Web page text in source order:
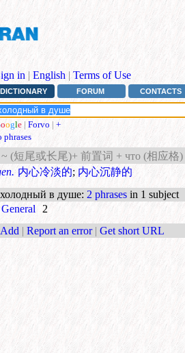
in | English | Terms of Use
DICTIONARY FORUM CONTACTS
oogle | Forvo | +
phrases
~ (短尾或长尾)+ 前置词 + что (相应格)
内心冷淡的; 内心沉静的
холодный в душе: 2 phrases in 1 subject
General
2
Add | Report an error | Get short URL